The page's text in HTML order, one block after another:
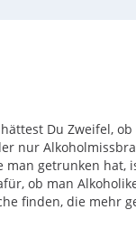
Du Zweifel,
nur
man getrunken hat,
ob man
finden, die mehr